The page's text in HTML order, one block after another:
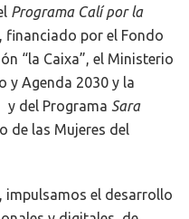
Programa Calí por la
, financiado por el Fondo
“la Caixa”, el Ministerio
y Agenda 2030 y la
y del Programa Sara
de las Mujeres del
impulsamos el desarrollo